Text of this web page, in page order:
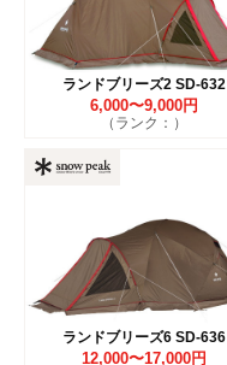
ランドブリーズ2 SD-632
6,000〜9,000円
（ランク：）
ランドブリーズ6 SD-636
12,000〜17,000円